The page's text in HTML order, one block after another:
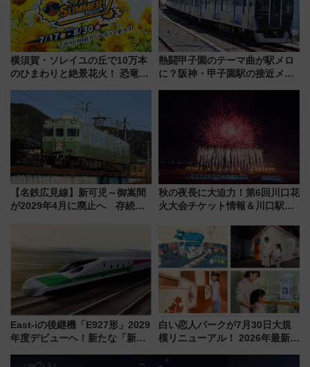
横須賀・ソレイユの丘で10万本
のひまわりと絶景花火！ 恐竜や
帰りお出かけ最新情報（2026年
7月17日～開催）
熱闘甲子園のテーマ曲が駅メロ
に？阪神・甲子園駅の接近メロ
谷実アレンジの特別仕様へ、8月
【名鉄広見線】新可児～御嵩間
が2029年4月に廃止へ 存続協
秋の夜長に大迫力！第6回川口花
火大会チケット情報＆川口駅か
East-iの後継機「E927形」2029
年度デビューへ！新たな「新幹
説【JR東日本】
白い恋人パークが7月30日大規
模リニューアル！ 2026年最新の
と料金・アクセスを徹底解説